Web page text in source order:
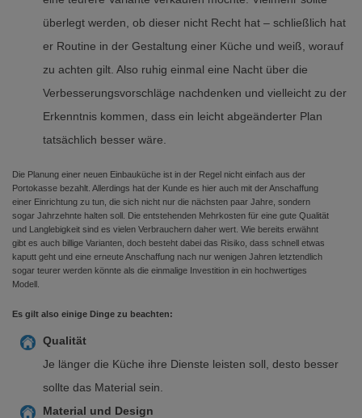
überlegt werden, ob dieser nicht Recht hat – schließlich hat
er Routine in der Gestaltung einer Küche und weiß, worauf
zu achten gilt. Also ruhig einmal eine Nacht über die
Verbesserungsvorschläge nachdenken und vielleicht zu der
Erkenntnis kommen, dass ein leicht abgeänderter Plan
tatsächlich besser wäre.
Die Planung einer neuen Einbauküche ist in der Regel nicht einfach aus der
Portokasse bezahlt. Allerdings hat der Kunde es hier auch mit der Anschaffung
einer Einrichtung zu tun, die sich nicht nur die nächsten paar Jahre, sondern
sogar Jahrzehnte halten soll. Die entstehenden Mehrkosten für eine gute Qualität
und Langlebigkeit sind es vielen Verbrauchern daher wert. Wie bereits erwähnt
gibt es auch billige Varianten, doch besteht dabei das Risiko, dass schnell etwas
kaputt geht und eine erneute Anschaffung nach nur wenigen Jahren letztendlich
sogar teurer werden könnte als die einmalige Investition in ein hochwertiges
Modell.
Es gilt also einige Dinge zu beachten:
Qualität
Je länger die Küche ihre Dienste leisten soll, desto besser
sollte das Material sein.
Material und Design